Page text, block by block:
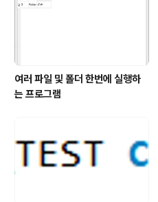
여러 파일 및 폴더 한번에 실행하
는 프로그램